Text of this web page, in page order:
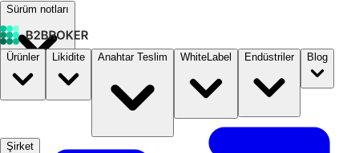
Sürüm notları
Dokümantasyon Fiyatlandırma B2STORE
Ürünler Likidite Anahtar Teslim WhiteLabel Endüstriler Blog
Şirket